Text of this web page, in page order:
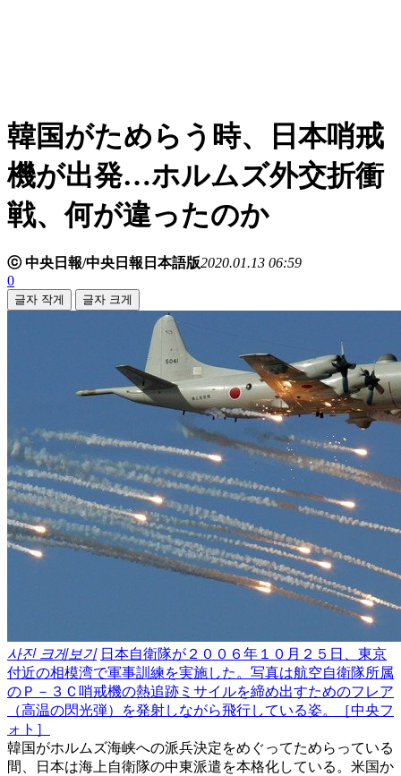
韓国がためらう時、日本哨戒
機が出発…ホルムズ外交折衝
戦、何が違ったのか
ⓒ 中央日報/中央日報日本語版2020.01.13 06:59
0
글자 작게 글자 크게
사진 크게보기 日本自衛隊が２００６年１０月２５日、東京
付近の相模湾で軍事訓練を実施した。写真は航空自衛隊所属
のＰ－３Ｃ哨戒機の熱追跡ミサイルを締め出すためのフレア
（高温の閃光弾）を発射しながら飛行している姿。［中央フ
ォト］
韓国がホルムズ海峡への派兵決定をめぐってためらっている
間、日本は海上自衛隊の中東派遣を本格化している。米国か